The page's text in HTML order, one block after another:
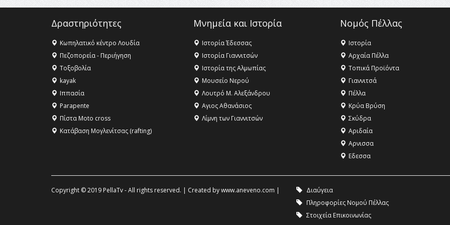
Δραστηριότητες
Κωπηλατικό κέντρο Λουδία
Πεζοπορεία - Περιήγηση
Τοξοβολία
kayak
Ιππασία
Parapente
Πίστα Moto cross
Κατάβαση Μογλενίτσας (rafting)
Μνημεία και Ιστορία
Ιστορία Έδεσσας
Ιστορία Γιαννιτσών
Ιστορία της Αλμωπίας
Μουσείο Νερού
Λουτρό Μ. Αλεξάνδρου
Αγιος Αθανάσιος
Λίμνη των Γιαννιτσών
Νομός Πέλλας
Ιστορία
Αρχαία Πέλλα
Τοπικά Προϊόντα
Γιαννιτσά
Πέλλα
Κρύα Βρύση
Σκύδρα
Αριδαία
Aρνισσα
Eδεσσα
Copyright © 2019 PellaTv - All rights reserved. | Created bywww.aneveno.com | Διαύγεια
Πληροφορίες Νομού Πέλλας
Στοιχεία Επικοινωνίας